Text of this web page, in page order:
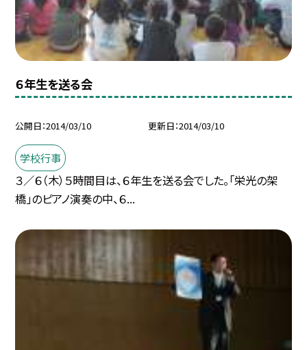
６年生を送る会
公開日 2014/03/10 更新日 2014/03/10
学校行事
３／６（木）５時間目は、６年生を送る会でした。「栄光の架
橋」のピアノ演奏の中、６...